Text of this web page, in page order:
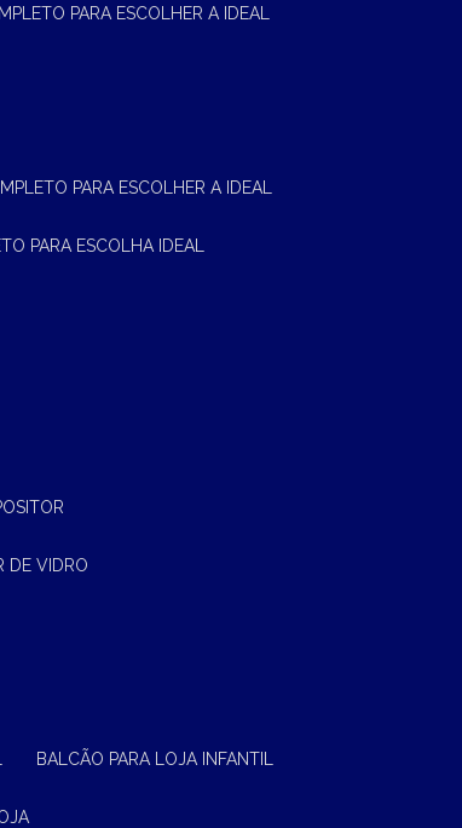
PARA ESCOLHER A IDEAL
PARA ESCOLHER A IDEAL
PARA ESCOLHA IDEAL
DE VIDRO
BALCÃO PARA LOJA INFANTIL